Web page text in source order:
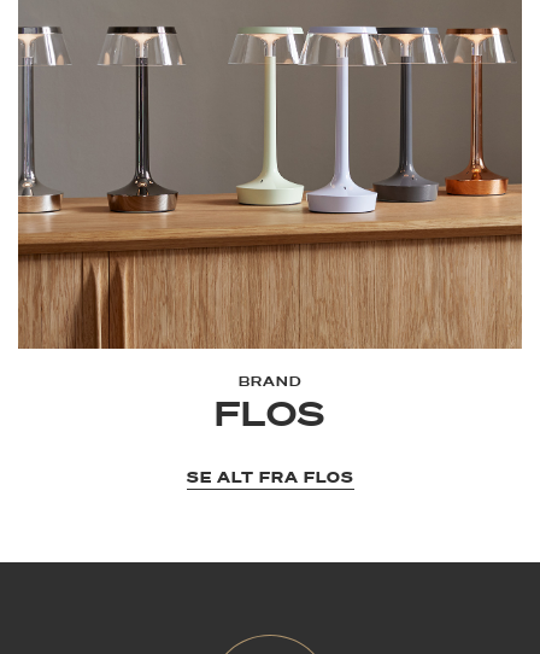
BRAND
FLOS
SE ALT FRA FLOS